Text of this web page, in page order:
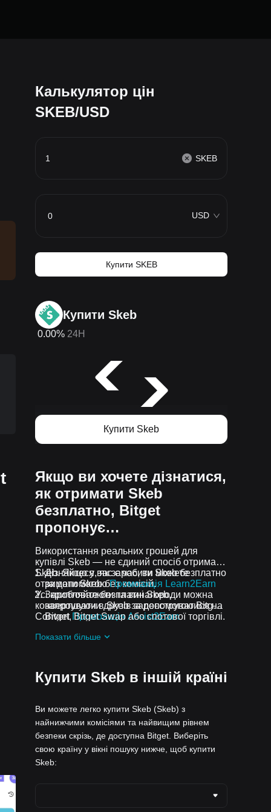
Калькулятор цін
SKEB/USD
SKEB
USD
Купити SKEB
Купити Skeb
0.00% 24H
Купити Skeb
Якщо ви хочете дізнатися,
як отримати Skeb
безплатно, Bitget
пропонує…
Використання реальних грошей для
купівлі Skeb — не єдиний спосіб отримати
Skeb. Якщо у вас є час, ви можете
отримати Skeb без комісій.
Дізнайтеся, як заробити Skeb безплатно
за допомогоюПромоакція Learn2Earn
Заробляйте безплатні Skeb,
запрошуючи друзів зареєструватися на
Bitget Промоакція Assist2Earn
аірдропів, приєднавшись до
Усі криптовалюти та винагороди можна
конвертувати в Skeb за допомогою Bitget
Convert, Bitget Swap або спотової торгівлі.
Показати більше
Купити Skeb в іншій країні
Ви можете легко купити Skeb (Skeb) з
найнижчими комісіями та найвищим рівнем
безпеки скрізь, де доступна Bitget. Виберіть
свою країну у вікні пошуку нижче, щоб купити
Skeb: